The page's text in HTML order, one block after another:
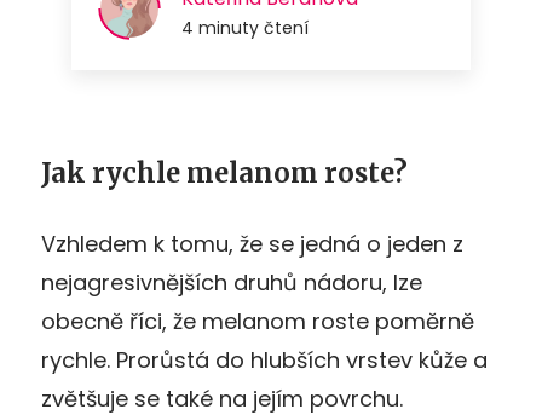
Jak rychle melanom roste?
Vzhledem k tomu, že se jedná o jeden z
nejagresivnějších druhů nádoru, lze
obecně říci, že melanom roste poměrně
rychle. Prorůstá do hlubších vrstev kůže a
zvětšuje se také na jejím povrchu.